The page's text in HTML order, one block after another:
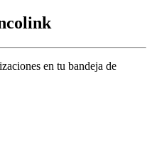
en tu bandeja de